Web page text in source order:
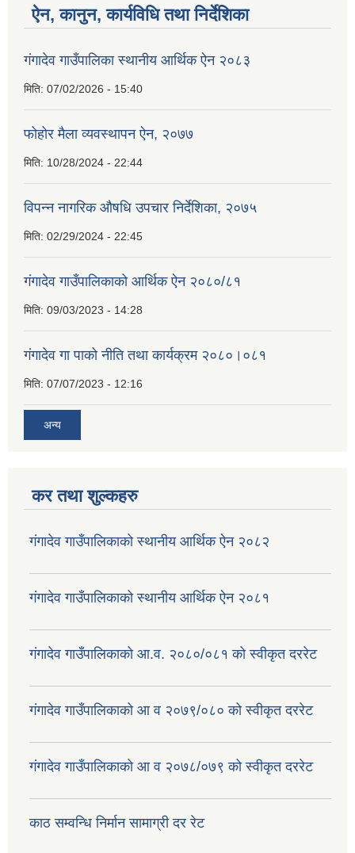
ऐन, कानुन, कार्यविधि तथा निर्देशिका
गंगादेव गाउँपालिका स्थानीय आर्थिक ऐन २०८३
मिति: 07/02/2026 - 15:40
फोहोर मैला व्यवस्थापन ऐन, २०७७
मिति: 10/28/2024 - 22:44
विपन्न नागरिक औषधि उपचार निर्देशिका, २०७५
मिति: 02/29/2024 - 22:45
गंगादेव गाउँपालिकाको आर्थिक ऐन २०८०/८१
मिति: 09/03/2023 - 14:28
गंगादेव गा पाको नीति तथा कार्यक्रम २०८०।०८१
मिति: 07/07/2023 - 12:16
अन्य
कर तथा शुल्कहरु
गंगादेव गाउँपालिकाको स्थानीय आर्थिक ऐन २०८२
गंगादेव गाउँपालिकाको स्थानीय आर्थिक ऐन २०८१
गंगादेव गाउँपालिकाको आ.व. २०८०/०८१ को स्वीकृत दररेट
गंगादेव गाउँपालिकाको आ व २०७९/०८० को स्वीकृत दररेट
गंगादेव गाउँपालिकाको आ व २०७८/०७९ को स्वीकृत दररेट
काठ सम्वन्धि निर्मान सामाग्री दर रेट